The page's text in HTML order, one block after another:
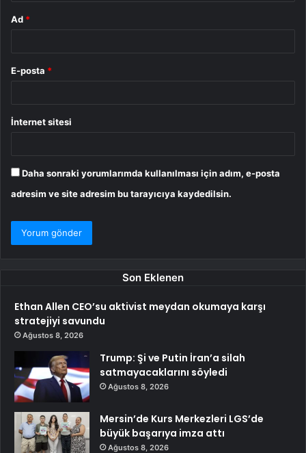
Ad *
E-posta *
İnternet sitesi
Daha sonraki yorumlarımda kullanılması için adım, e-posta
adresim ve site adresim bu tarayıcıya kaydedilsin.
Son Eklenen
Ethan Allen CEO’su aktivist meydan okumaya karşı
stratejiyi savundu
Ağustos 8, 2026
Trump: Şi ve Putin İran’a silah
satmayacaklarını söyledi
Ağustos 8, 2026
Mersin’de Kurs Merkezleri LGS’de
büyük başarıya imza attı
Ağustos 8, 2026